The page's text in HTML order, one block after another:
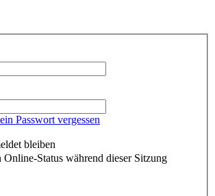
Passwort vergessen
bleiben
Online-Status während dieser Sitzung